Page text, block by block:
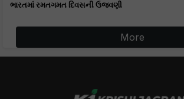
ભારતમાં રમતગમત દિવસની ઉજવણી
More